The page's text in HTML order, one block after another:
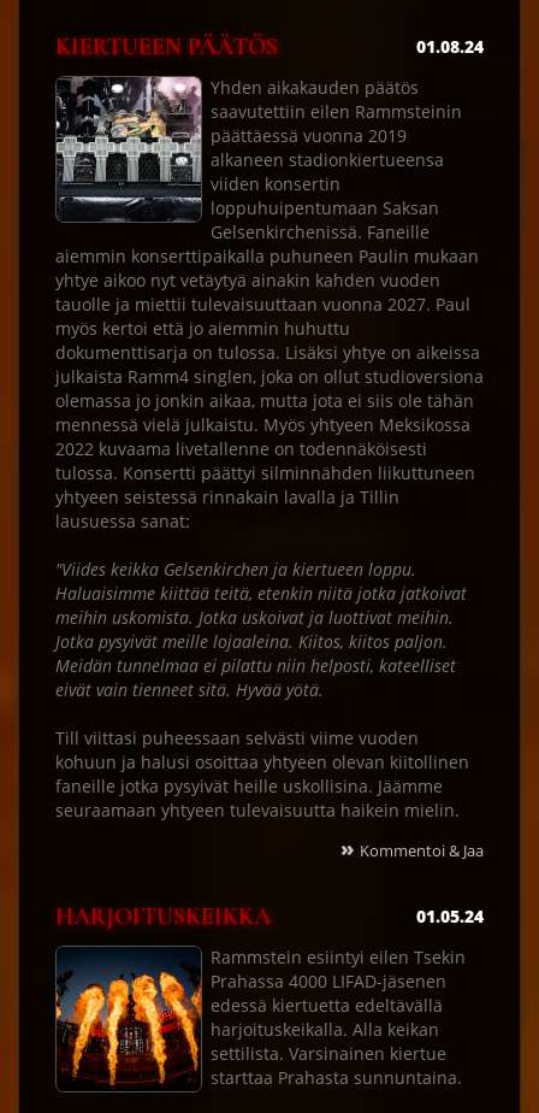
KIERTUEEN PÄÄTÖS
01.08.24
Yhden aikakauden päätös
saavutettiin eilen Rammsteinin
päättäessä vuonna 2019
alkaneen stadionkiertueensa
viiden konsertin
loppuhuipentumaan Saksan
Gelsenkirchenissä. Faneille
aiemmin konserttipaikalla puhuneen Paulin mukaan
yhtye aikoo nyt vetäytyä ainakin kahden vuoden
tauolle ja miettii tulevaisuuttaan vuonna 2027. Paul
myös kertoi että jo aiemmin huhuttu
dokumenttisarja on tulossa. Lisäksi yhtye on aikeissa
julkaista Ramm4 singlen, joka on ollut studioversiona
olemassa jo jonkin aikaa, mutta jota ei siis ole tähän
mennessä vielä julkaistu. Myös yhtyeen Meksikossa
2022 kuvaama livetallenne on todennäköisesti
tulossa. Konsertti päättyi silminnähden liikuttuneen
yhtyeen seistessä rinnakain lavalla ja Tillin
lausuessa sanat:
"Viides keikka Gelsenkirchen ja kiertueen loppu.
Haluaisimme kiittää teitä, etenkin niitä jotka jatkoivat
meihin uskomista. Jotka uskoivat ja luottivat meihin.
Jotka pysyivät meille lojaaleina. Kiitos, kiitos paljon.
Meidän tunnelmaa ei pilattu niin helposti, kateelliset
eivät vain tienneet sitä. Hyvää yötä.
Till viittasi puheessaan selvästi viime vuoden
kohuun ja halusi osoittaa yhtyeen olevan kiitollinen
faneille jotka pysyivät heille uskollisina. Jäämme
seuraamaan yhtyeen tulevaisuutta haikein mielin.
» Kommentoi & Jaa
HARJOITUSKEIKKA
01.05.24
Rammstein esiintyi eilen Tsekin
Prahassa 4000 LIFAD-jäsenen
edessä kiertuetta edeltävällä
harjoituskeikalla. Alla keikan
settilista. Varsinainen kiertue
starttaa Prahasta sunnuntaina.